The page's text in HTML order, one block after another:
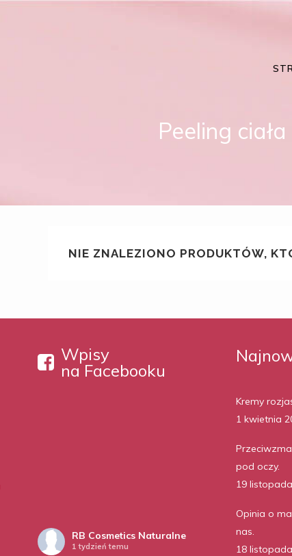
Peeling ciała
NIE ZNALEZIONO PRODUKTÓW,
Wpisy
na Facebooku
RB Cosmetics Naturalne
1 tydzień temu
Kremy
1 kwietnia
pod oczy.
19
Opinia o
nas.
18